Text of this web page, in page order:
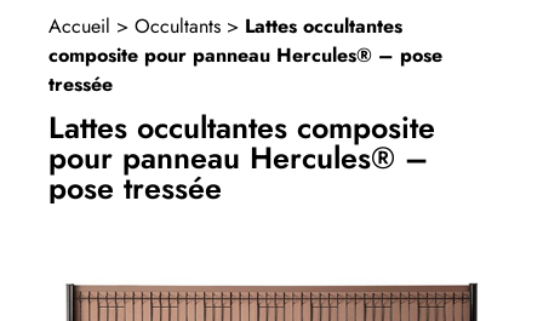
Accueil > Occultants > Lattes occultantes
composite pour panneau Hercules® – pose
tressée
Lattes occultantes composite
pour panneau Hercules® –
pose tressée